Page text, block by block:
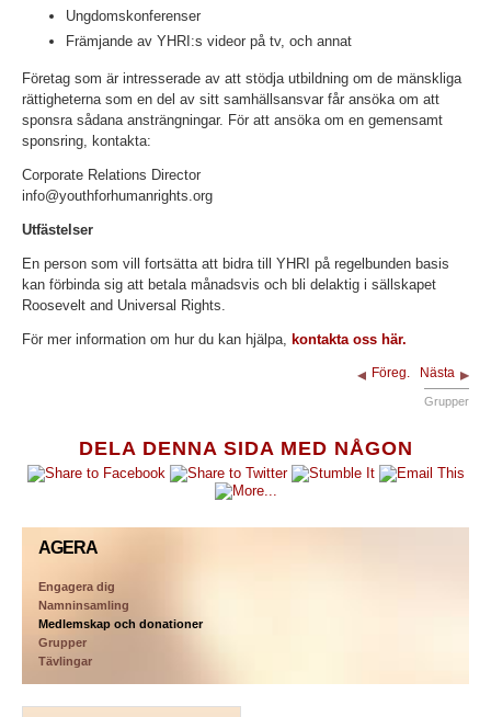
DELA DENNA SIDA MED NÅGON
AGERA
Engagera dig
Namninsamling
Medlemskap och donationer
Grupper
Tävlingar
Ungdomskonferenser
Främjande av YHRI:s videor på tv, och annat
Företag som är intresserade av att stödja utbildning om de mänskliga
rättigheterna som en del av sitt samhällsansvar får ansöka om att
sponsra sådana ansträngningar. För att ansöka om en gemensamt
sponsring, kontakta:
Corporate Relations Director
info@youthforhumanrights.org
Utfästelser
En person som vill fortsätta att bidra till YHRI på regelbunden basis
kan förbinda sig att betala månadsvis och bli delaktig i sällskapet
Roosevelt and Universal Rights.
För mer information om hur du kan hjälpa, kontakta oss här.
Föreg. Nästa
Grupper